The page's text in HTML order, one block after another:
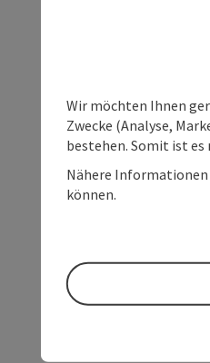
Wir möchten Ihnen
Zwecke (Analyse,
bestehen. Somit ist
Nähere Informationen
können.